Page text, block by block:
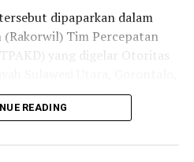
di urutan ketujuh berhasil
berkembang lainnya di
bukti konkret bahwa
menjadi daerah
dipaparkan dalam
(Rakorwil) Tim Percepatan
yang digelar Otoritas
NDC Resort and Spa,
(29/7/2026).
dipimpin langsung oleh
READING